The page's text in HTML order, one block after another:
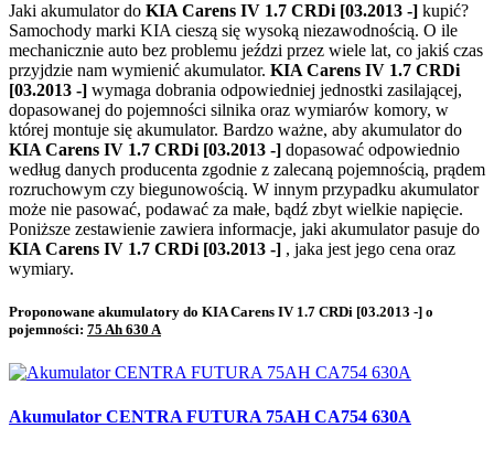
Jaki akumulator do KIA Carens IV 1.7 CRDi [03.2013 -] kupić?
Samochody marki KIA cieszą się wysoką niezawodnością. O ile
mechanicznie auto bez problemu jeździ przez wiele lat, co jakiś czas
przyjdzie nam wymienić akumulator. KIA Carens IV 1.7 CRDi
[03.2013 -] wymaga dobrania odpowiedniej jednostki zasilającej,
dopasowanej do pojemności silnika oraz wymiarów komory, w
której montuje się akumulator. Bardzo ważne, aby akumulator do
KIA Carens IV 1.7 CRDi [03.2013 -] dopasować odpowiednio
według danych producenta zgodnie z zalecaną pojemnością, prądem
rozruchowym czy biegunowością. W innym przypadku akumulator
może nie pasować, podawać za małe, bądź zbyt wielkie napięcie.
Poniższe zestawienie zawiera informacje, jaki akumulator pasuje do
KIA Carens IV 1.7 CRDi [03.2013 -] , jaka jest jego cena oraz
wymiary.
Proponowane akumulatory do KIA Carens IV 1.7 CRDi [03.2013 -] o
pojemności: 75 Ah 630 A
Akumulator CENTRA FUTURA 75AH CA754 630A